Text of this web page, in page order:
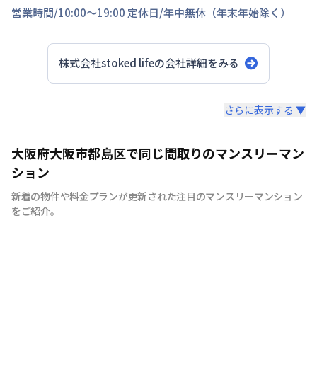
営業時間/10:00～19:00 定休日/年中無休（年末年始除く）
株式会社stoked lifeの会社詳細をみる
【神戸のマンスリーマンション、ウィークリーマンション
に特化】 マンスリーマンション、ウィークリーマンショ
ンといえば株式会社stoked lifeにお任せください！ 7日間
以上の中長期滞在であれば、ご利用が頂けます。当社で
は、家具・家電等の設備！！お客様の用途に応じて快適な
さらに表示する ▼
大阪府大阪市都島区で同じ間取りのマンスリーマン
ション
新着の物件や料金プランが更新された注目のマンスリーマンション
をご紹介。